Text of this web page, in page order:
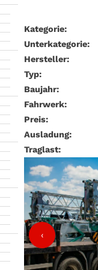
Kategorie:
Unterkategorie:
Hersteller:
Typ:
Baujahr:
Fahrwerk:
Preis:
Ausladung:
Traglast:
‹